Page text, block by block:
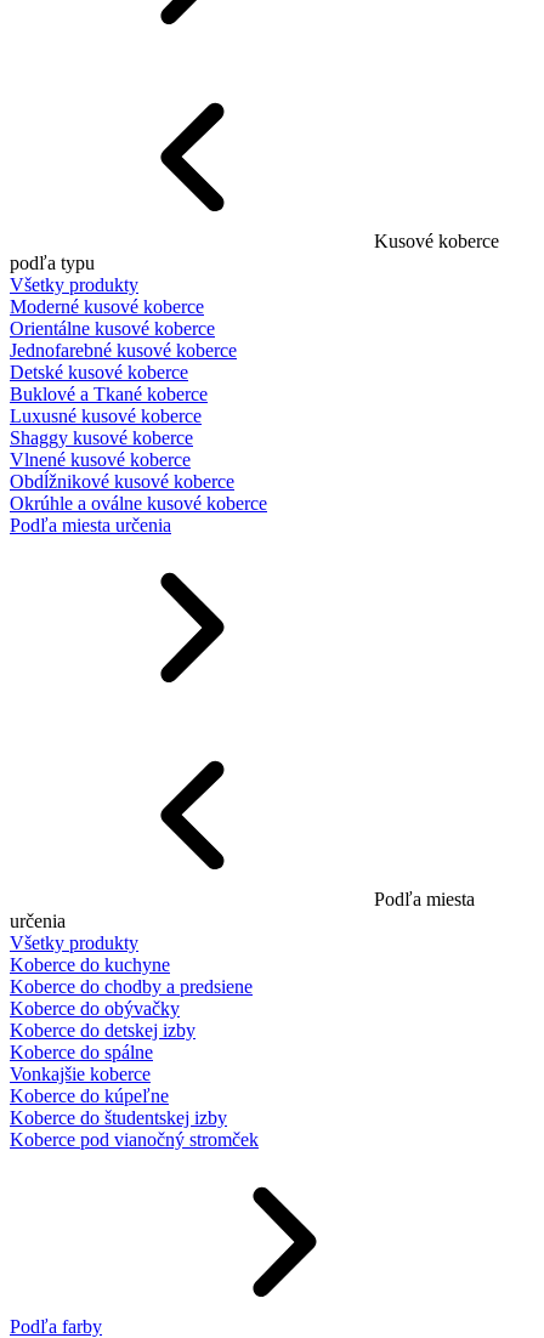
Kusové koberce
podľa typu
Všetky produkty
Moderné kusové koberce
Orientálne kusové koberce
Jednofarebné kusové koberce
Detské kusové koberce
Buklové a Tkané koberce
Luxusné kusové koberce
Shaggy kusové koberce
Vlnené kusové koberce
Obdĺžnikové kusové koberce
Okrúhle a oválne kusové koberce
Podľa miesta určenia
Podľa miesta
určenia
Všetky produkty
Koberce do kuchyne
Koberce do chodby a predsiene
Koberce do obývačky
Koberce do detskej izby
Koberce do spálne
Vonkajšie koberce
Koberce do kúpeľne
Koberce do študentskej izby
Koberce pod vianočný stromček
Podľa farby